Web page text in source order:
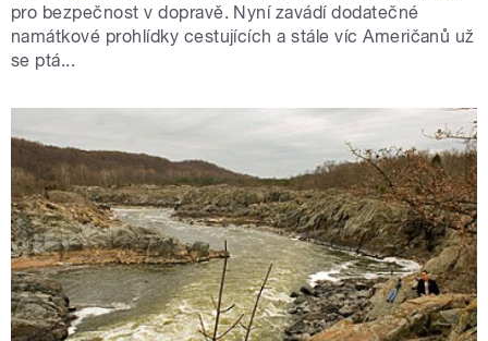
pro bezpečnost v dopravě. Nyní zavádí dodatečné
namátkové prohlídky cestujících a stále víc Američanů už
se ptá...